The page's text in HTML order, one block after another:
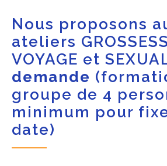
Nous proposons
ateliers
VOYAGE et
demande
groupe de 4
minimum pour
date)